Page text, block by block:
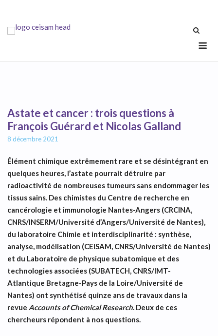
content
Astate et cancer : trois questions à
François Guérard et Nicolas Galland
8 décembre 2021
Élément chimique extrêmement rare et se désintégrant en
quelques heures, l’astate pourrait détruire par
radioactivité de nombreuses tumeurs sans endommager les
tissus sains. Des chimistes du Centre de recherche en
cancérologie et immunologie Nantes-Angers (CRCINA,
CNRS/INSERM/Université d’Angers/Université de Nantes),
du laboratoire Chimie et interdisciplinarité : synthèse,
analyse, modélisation (CEISAM, CNRS/Université de Nantes)
et du Laboratoire de physique subatomique et des
technologies associées (SUBATECH, CNRS/IMT-
Atlantique Bretagne-Pays de la Loire/Université de
Nantes) ont synthétisé quinze ans de travaux dans la
revue Accounts of Chemical Research. Deux de ces
chercheurs répondent à nos questions.